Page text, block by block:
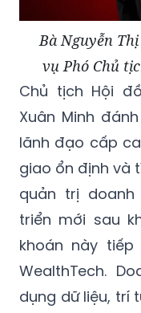
Bà Nguyễn
vụ Phó Chủ
Chủ tịch Hội
Xuân Minh
lãnh đạo cấp
giao ổn định và
quản trị
triển mới sau
khoán này